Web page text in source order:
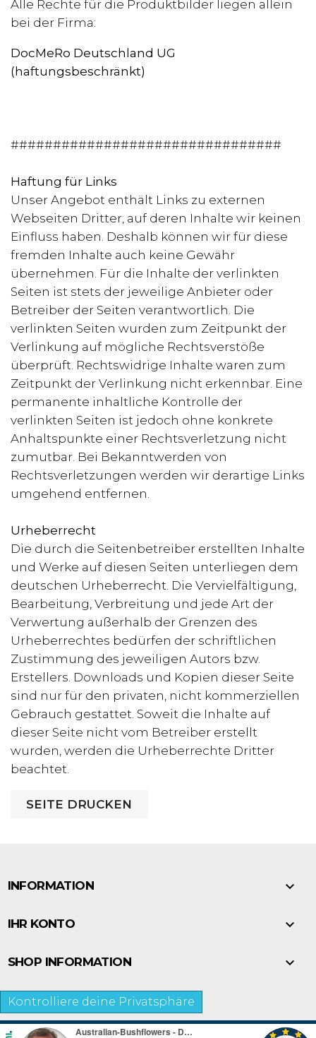
Alle Rechte für die Produktbilder liegen allein
bei der Firma:
DocMeRo Deutschland UG
(haftungsbeschränkt)
################################
Haftung für Links
Unser Angebot enthält Links zu externen
Webseiten Dritter, auf deren Inhalte wir keinen
Einfluss haben. Deshalb können wir für diese
fremden Inhalte auch keine Gewähr
übernehmen. Für die Inhalte der verlinkten
Seiten ist stets der jeweilige Anbieter oder
Betreiber der Seiten verantwortlich. Die
verlinkten Seiten wurden zum Zeitpunkt der
Verlinkung auf mögliche Rechtsverstöße
überprüft. Rechtswidrige Inhalte waren zum
Zeitpunkt der Verlinkung nicht erkennbar. Eine
permanente inhaltliche Kontrolle der
verlinkten Seiten ist jedoch ohne konkrete
Anhaltspunkte einer Rechtsverletzung nicht
zumutbar. Bei Bekanntwerden von
Rechtsverletzungen werden wir derartige Links
umgehend entfernen.
Urheberrecht
Die durch die Seitenbetreiber erstellten Inhalte
und Werke auf diesen Seiten unterliegen dem
deutschen Urheberrecht. Die Vervielfältigung,
Bearbeitung, Verbreitung und jede Art der
Verwertung außerhalb der Grenzen des
Urheberrechtes bedürfen der schriftlichen
Zustimmung des jeweiligen Autors bzw.
Erstellers. Downloads und Kopien dieser Seite
sind nur für den privaten, nicht kommerziellen
Gebrauch gestattet. Soweit die Inhalte auf
dieser Seite nicht vom Betreiber erstellt
wurden, werden die Urheberrechte Dritter
beachtet.
INFORMATION 
IHR KONTO 
SHOP INFORMATION 
Kontrolliere deine Privatsphäre